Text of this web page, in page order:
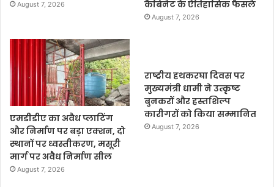
August 7, 2026
कैबिनेट के ऐतिहासिक फैसले
August 7, 2026
एमडीडीए का अवैध प्लाटिंग
और निर्माण पर बड़ा एक्शन, दो
स्थानों पर ध्वस्तीकरण, मसूरी
मार्ग पर अवैध निर्माण सील
August 7, 2026
राष्ट्रीय हथकरघा दिवस पर
मुख्यमंत्री धामी ने उत्कृष्ट
बुनकरों और हस्तशिल्प
कारीगरों को किया सम्मानित
August 7, 2026